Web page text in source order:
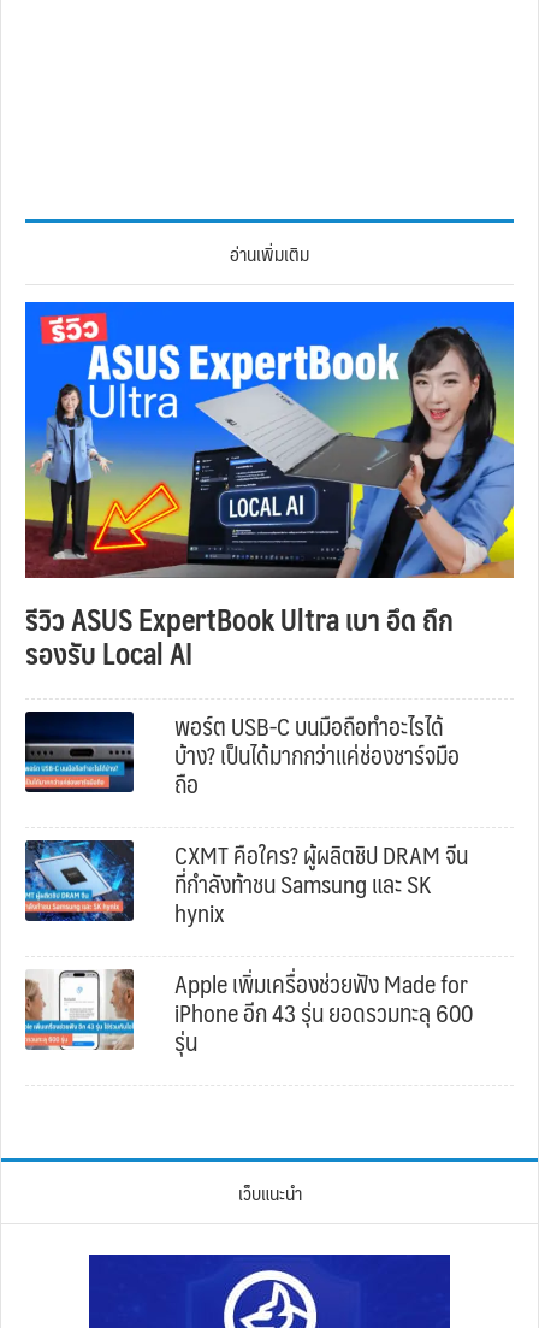
อ่านเพิ่มเติม
รีวิว ASUS ExpertBook Ultra เบา อึด ถึก
รองรับ Local AI
พอร์ต USB-C บนมือถือทำอะไรได้
บ้าง? เป็นได้มากกว่าแค่ช่องชาร์จมือ
ถือ
CXMT คือใคร? ผู้ผลิตชิป DRAM จีน
ที่กำลังท้าชน Samsung และ SK
hynix
Apple เพิ่มเครื่องช่วยฟัง Made for
iPhone อีก 43 รุ่น ยอดรวมทะลุ 600
รุ่น
เว็บแนะนำ